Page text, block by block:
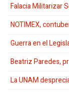
Falacia Militarizar
NOTIMEX,
Guerra en el
Beatriz Paredes,
La UNAM